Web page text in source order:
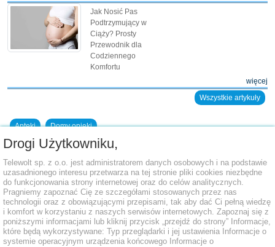
Jak Nosić Pas
Podtrzymujący w
Ciąży? Prosty
Przewodnik dla
Codziennego
Komfortu
więcej
Wszystkie artykuły
Apteki Domy opieki
Dodaj placówkę do bazy
Drogi Użytkowniku,
Telewolt sp. z o.o. jest administratorem danych osobowych i na podstawie
uzasadnionego interesu przetwarza na tej stronie pliki cookies niezbędne
do funkcjonowania strony internetowej oraz do celów analitycznych.
Pragniemy zapoznać Cię ze szczegółami stosowanych przez nas
technologii oraz z obowiązującymi przepisami, tak aby dać Ci pełną wiedzę
i komfort w korzystaniu z naszych serwisów internetowych. Zapoznaj się z
poniższymi informacjami lub kliknij przycisk „przejdź do strony” Informacje,
które będą wykorzystywane: Typ przeglądarki i jej ustawienia Informacje o
systemie operacyjnym urządzenia końcowego Informacje o